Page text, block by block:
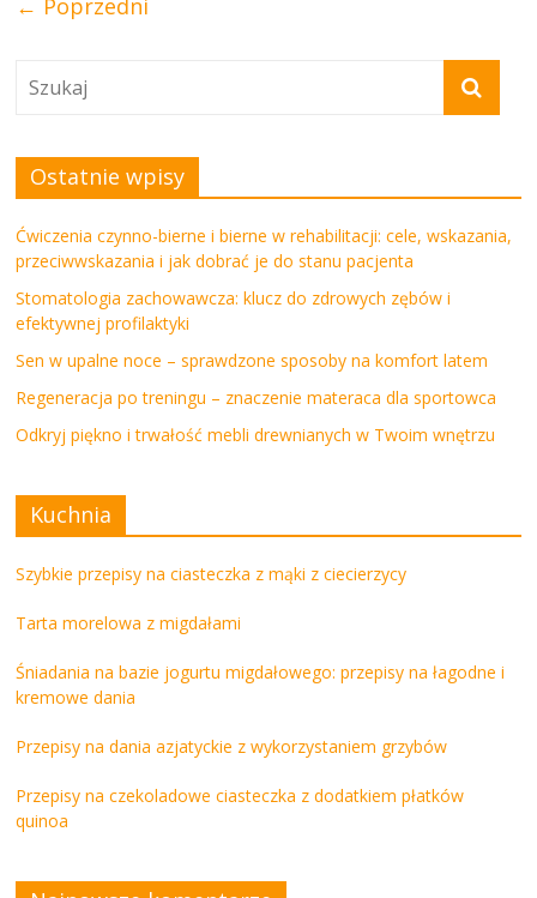
Ostatnie wpisy
Ćwiczenia czynno-bierne i bierne w rehabilitacji: cele, wskazania,
przeciwwskazania i jak dobrać je do stanu pacjenta
Stomatologia zachowawcza: klucz do zdrowych zębów i
efektywnej profilaktyki
Sen w upalne noce – sprawdzone sposoby na komfort latem
Regeneracja po treningu – znaczenie materaca dla sportowca
Odkryj piękno i trwałość mebli drewnianych w Twoim wnętrzu
Kuchnia
Szybkie przepisy na ciasteczka z mąki z ciecierzycy
Tarta morelowa z migdałami
Śniadania na bazie jogurtu migdałowego: przepisy na łagodne i
kremowe dania
Przepisy na dania azjatyckie z wykorzystaniem grzybów
Przepisy na czekoladowe ciasteczka z dodatkiem płatków
quinoa